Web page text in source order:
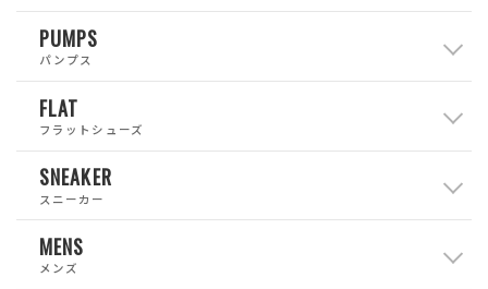
PUMPS
パンプス
FLAT
フラットシューズ
SNEAKER
スニーカー
MENS
メンズ